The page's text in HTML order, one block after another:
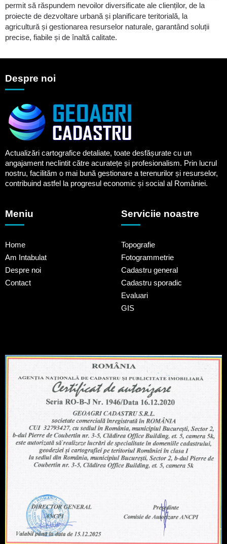
permit să răspundem nevoilor diversificate ale clienților, de la
proiecte de dezvoltare urbană și planificare teritorială, la
agricultură și gestionarea resurselor naturale, garantând soluții
precise, fiabile și de înaltă calitate.
Despre noi
Actualizări cartografice detaliate, toate desfășurate cu un
angajament neclintit către acuratețe și profesionalism. Prin lucrul
nostru, facilităm o mai bună gestionare a terenurilor și resurselor,
contribuind astfel la progresul economic și social al României.
Meniu
Home
Am Intabulat
Despre noi
Contact
Serviciie noastre
Topografie
Fotogrammetrie
Cadastru general
Cadastru sporadic
Evaluari
GIS